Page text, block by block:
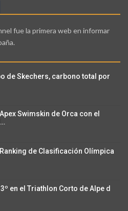
fue la primera web en informar
de Skechers, carbono total por
Swimskin de Orca con el
Ranking de Clasificación Olímpica
en el Triathlon Corto de Alpe d